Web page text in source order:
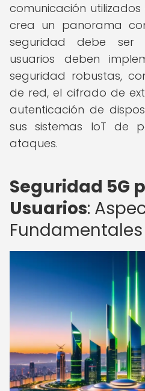
comunicación utilizados
crea un panorama
seguridad debe ser
usuarios deben
seguridad robustas,
de red, el cifrado de
autenticación de
sus sistemas IoT de
ataques.
Seguridad 5G
Usuarios:
Fundamentales